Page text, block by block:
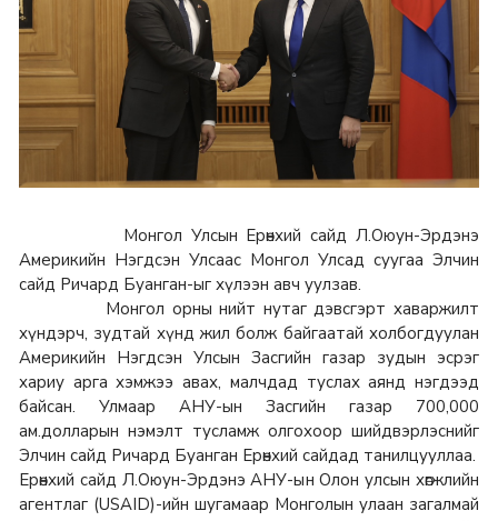
Монгол Улсын Ерөнхий сайд Л.Оюун-Эрдэнэ
Америкийн Нэгдсэн Улсаас Монгол Улсад суугаа Элчин
сайд Ричард Буанган-ыг хүлээн авч уулзав.
Монгол орны нийт нутаг дэвсгэрт хаваржилт
хүндэрч, зудтай хүнд жил болж байгаатай холбогдуулан
Америкийн Нэгдсэн Улсын Засгийн газар зудын эсрэг
хариу арга хэмжээ авах, малчдад туслах аянд нэгдээд
байсан. Улмаар АНУ-ын Засгийн газар 700,000
ам.долларын нэмэлт тусламж олгохоор шийдвэрлэснийг
Элчин сайд Ричард Буанган Ерөнхий сайдад танилцууллаа.
Ерөнхий сайд Л.Оюун-Эрдэнэ АНУ-ын Олон улсын хөгжлийн
агентлаг (USAID)-ийн шугамаар Монголын улаан загалмай